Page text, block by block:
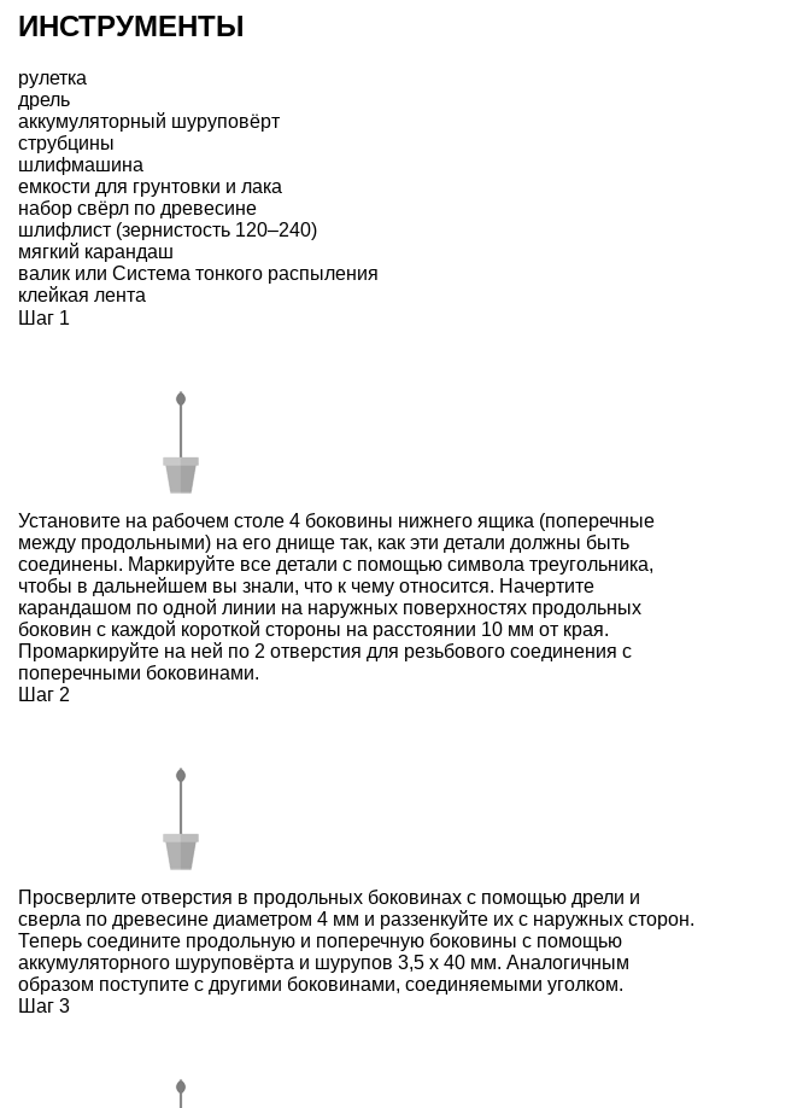
ИНСТРУМЕНТЫ
рулетка
дрель
аккумуляторный шуруповёрт
струбцины
шлифмашина
емкости для грунтовки и лака
набор свёрл по древесине
шлифлист (зернистость 120–240)
мягкий карандаш
валик или Система тонкого распыления
клейкая лента
Шаг 1
Установите на рабочем столе 4 боковины нижнего ящика (поперечные
между продольными) на его днище так, как эти детали должны быть
соединены. Маркируйте все детали с помощью символа треугольника,
чтобы в дальнейшем вы знали, что к чему относится. Начертите
карандашом по одной линии на наружных поверхностях продольных
боковин с каждой короткой стороны на расстоянии 10 мм от края.
Промаркируйте на ней по 2 отверстия для резьбового соединения с
поперечными боковинами.
Шаг 2
Просверлите отверстия в продольных боковинах с помощью дрели и
сверла по древесине диаметром 4 мм и раззенкуйте их с наружных сторон.
Теперь соедините продольную и поперечную боковины с помощью
аккумуляторного шуруповёрта и шурупов 3,5 x 40 мм. Аналогичным
образом поступите с другими боковинами, соединяемыми уголком.
Шаг 3